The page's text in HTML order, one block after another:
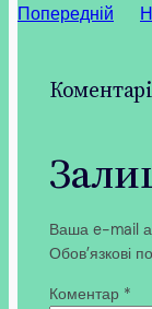
Попередній
Коментарі
Ваша e-mail
Обов’язкові
Коментар *